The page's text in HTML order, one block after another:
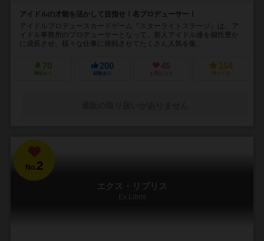
アイドルの才能を活かして目指せ！名プロデューサー！
アイドルプロデュースカードゲーム『スターライトステージ』は、ア
イドル事務所のブロデューサーとなって、新人アイドル達を個性豊か
に成長させ、様々な仕事に挑戦させてたくさん人気を集...
70
興味あり
200
経験あり
45
お気に入り
154
持ってる
No.2
エクス・リブリス
Ex Libris